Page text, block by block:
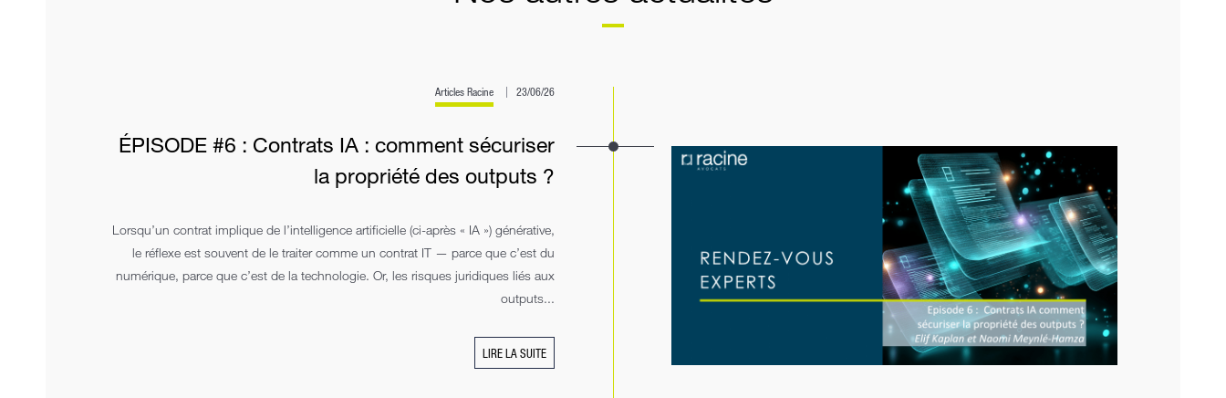
Articles Racine 23/06/26
ÉPISODE #6 : Contrats IA : comment sécuriser
la propriété des outputs ?
Lorsqu’un contrat implique de l’intelligence artificielle (ci-après « IA ») générative,
le réflexe est souvent de le traiter comme un contrat IT — parce que c’est du
numérique, parce que c’est de la technologie. Or, les risques juridiques liés aux
outputs...
LIRE LA SUITE